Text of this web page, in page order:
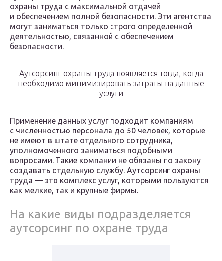
охраны труда с максимальной отдачей
и обеспечением полной безопасности. Эти агентства
могут заниматься только строго определенной
деятельностью, связанной с обеспечением
безопасности.
Аутсорсинг охраны труда появляется тогда, когда
необходимо минимизировать затраты на данные
услуги
Применение данных услуг подходит компаниям
с численностью персонала до 50 человек, которые
не имеют в штате отдельного сотрудника,
уполномоченного заниматься подобными
вопросами. Такие компании не обязаны по закону
создавать отдельную службу. Аутсорсинг охраны
труда — это комплекс услуг, которыми пользуются
как мелкие, так и крупные фирмы.
На какие виды подразделяется
аутсорсинг по охране труда